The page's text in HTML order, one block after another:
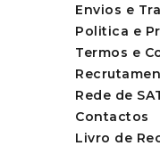
Envios e
Politica e
Termos e
Rede de
Contactos
Livro de